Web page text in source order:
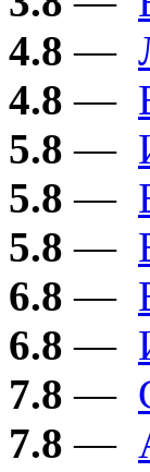
4.8 —
4.8 —
5.8 —
5.8 —
5.8 —
6.8 —
6.8 —
7.8 —
7.8 —